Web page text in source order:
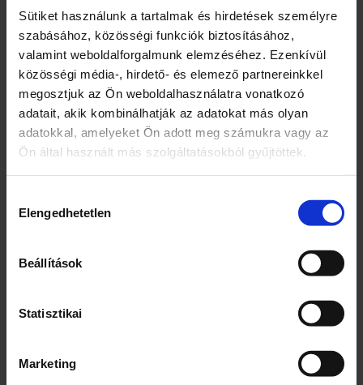
Sütiket használunk a tartalmak és hirdetések személyre
szabásához, közösségi funkciók biztosításához,
valamint weboldalforgalmunk elemzéséhez. Ezenkívül
közösségi média-, hirdető- és elemező partnereinkkel
megosztjuk az Ön weboldalhasználatra vonatkozó
adatait, akik kombinálhatják az adatokat más olyan
adatokkal, amelyeket Ön adott meg számukra vagy az
Ön által használt más szolgáltatásokból gyűjtöttek.
kiválasztása
Elengedhetetlen
Beállítások
Statisztikai
Marketing
CO-OP Hungary Zrt. 1097 Budapest,
Albert Flórián út 10.
Földimogyoró pirított, sózott
1097 Budapest, Albert Flórián út 10.
Márka
Coop
Jellemzők
Olaj nélkül pirított
250
Összetevők